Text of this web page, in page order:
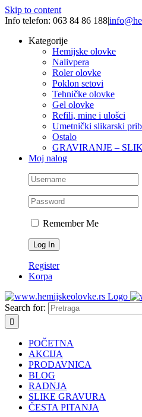
Skip to content
Info telefon: 063 84 86 188|
Kategorije
Hemijske olovke
Nalivpera
Roler olovke
Poklon setovi
Tehničke olovke
Gel olovke
Refili, mine i ulošci
Umetnički slikarski
Ostalo
GRAVIRANJE –
Moj nalog
Remember Me
Register
Korpa
Search for:
POČETNA
AKCIJA
PRODAVNICA
BLOG
RADNJA
SLIKE GRAVURA
ČESTA PITANJA